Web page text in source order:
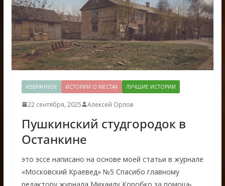
ИЗБРАННОЕ ИСТОРИИ О МЕСТАХ ЛУЧШИЕ ИСТОРИИ
22 сентября, 2025 Алексей Орлов
Пушкинский студгородок в
Останкине
это эссе написано на основе моей статьи в журнале
«Московский Краевед» №5 Спасибо главному